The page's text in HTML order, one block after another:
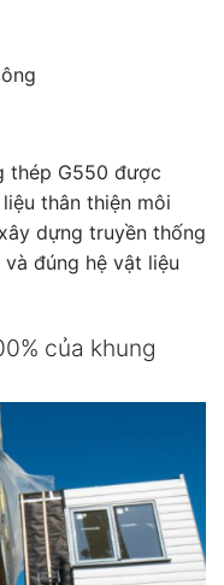
thép G550 được
thân thiện môi
dựng truyền thống
đúng hệ vật liệu
của khung